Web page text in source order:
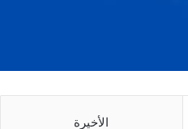
الأخيرة